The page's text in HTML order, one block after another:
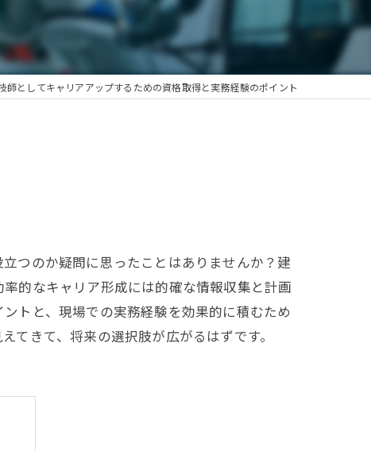
直行直帰
師としてキャリアアップするための資格取得と実務経験のポイント
つのか疑問に思ったことはありませんか？建
的なキャリア形成には的確な情報収集と計画
トと、現場での実務経験を効果的に積むため
きて、将来の選択肢が広がるはずです。